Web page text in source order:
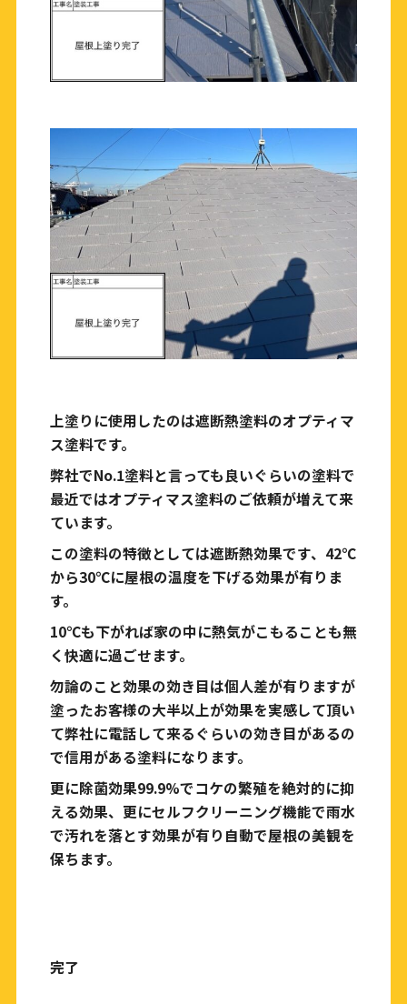
上塗りに使用したのは遮断熱塗料のオプティマ
ス塗料です。
弊社でNo.1塗料と言っても良いぐらいの塗料で
最近ではオプティマス塗料のご依頼が増えて来
ています。
この塗料の特徴としては遮断熱効果です、42℃
から30℃に屋根の温度を下げる効果が有りま
す。
10℃も下がれば家の中に熱気がこもることも無
く快適に過ごせます。
勿論のこと効果の効き目は個人差が有りますが
塗ったお客様の大半以上が効果を実感して頂い
て弊社に電話して来るぐらいの効き目があるの
で信用がある塗料になります。
更に除菌効果99.9%でコケの繁殖を絶対的に抑
える効果、更にセルフクリーニング機能で雨水
で汚れを落とす効果が有り自動で屋根の美観を
保ちます。
完了